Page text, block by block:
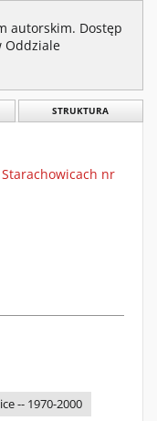
autorskim. Dostęp
Oddziale
STRUKTURA
nr
-- 1970-2000